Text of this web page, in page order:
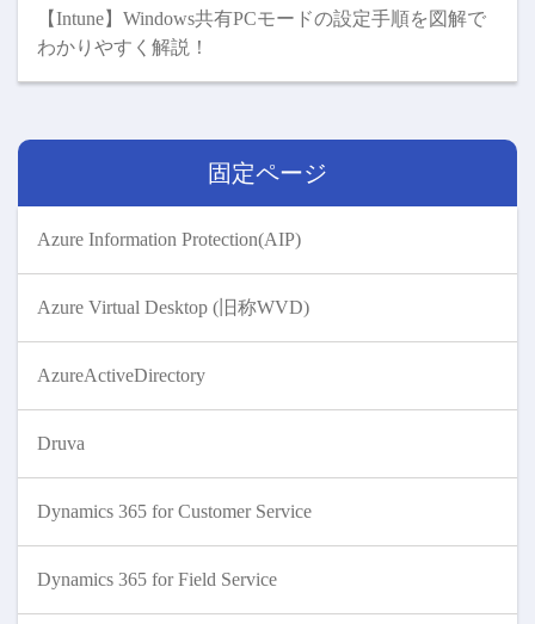
【Intune】Windows共有PCモードの設定手順を図解で
わかりやすく解説！
固定ページ
Azure Information Protection(AIP)
Azure Virtual Desktop (旧称WVD)
AzureActiveDirectory
Druva
Dynamics 365 for Customer Service
Dynamics 365 for Field Service